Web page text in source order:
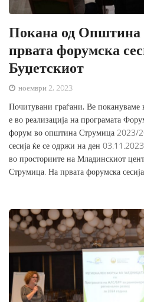
Покана од Општина
првата форумска
Буџетскиот
ноември 2, 2023
Почитувани граѓани, Ве покануваме
е во реализација на програмата
форум во општина Струмица 2023/
сесија ќе се одржи на ден
во просториите на Младинскиот
Струмица. На првата форумска